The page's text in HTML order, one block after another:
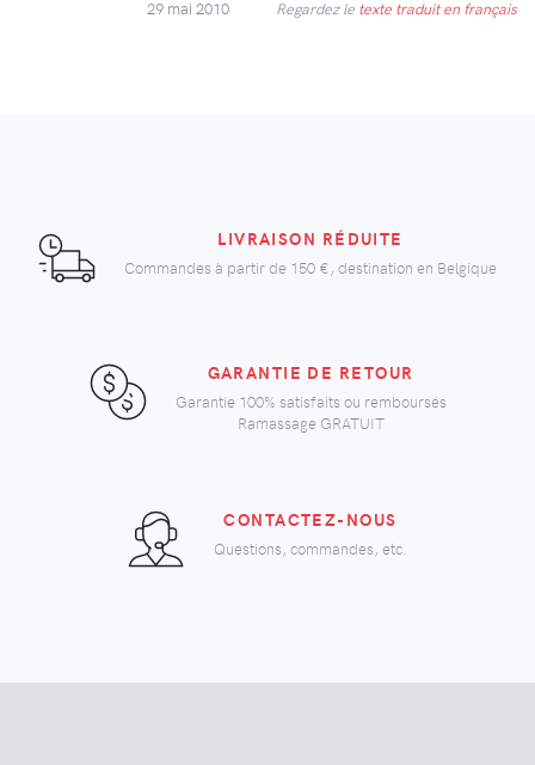
29 mai 2010 Regardez le texte traduit en français
LIVRAISON RÉDUITE
Commandes à partir de 150 €, destination en Belgique
GARANTIE DE RETOUR
Garantie 100% satisfaits ou remboursés
Ramassage GRATUIT
CONTACTEZ-NOUS
Questions, commandes, etc.